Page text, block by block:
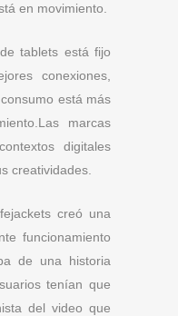
en movimiento.
tablets está fijo
conexiones,
está más
marcas
digitales
creatividades.
creó una
funcionamiento
de una historia
tenían que
del video que